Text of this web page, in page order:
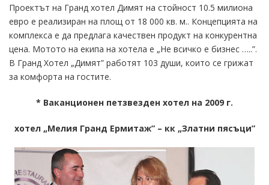
Проектът на Гранд хотел Димят на стойност 10.5 милиона
евро е реализиран на площ от 18 000 кв. м.. Концепцията на
комплекса е да предлага качествен продукт на конкурентна
цена. Мотото на екипа на хотела е „Не всичко е бизнес …..”.
В Гранд Хотел „Димят” работят 103 души, които се грижат
за комфорта на гостите.
* Ваканционен петзвезден хотел на 2009 г.
хотел „Мелия Гранд Ермитаж” – кк „Златни пясъци”